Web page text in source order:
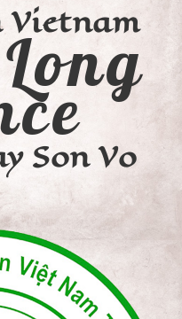
Vietnam
Son Vo